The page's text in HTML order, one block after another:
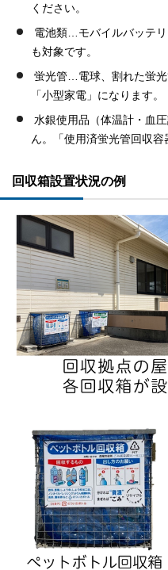
ください。
電池類…モバイルバッテ
も対象です。
蛍光管…電球、割れた蛍
「小型家電」になります。
水銀使用品（体温計・血
ん。「使用済蛍光管回収容
回収箱設置状況の例